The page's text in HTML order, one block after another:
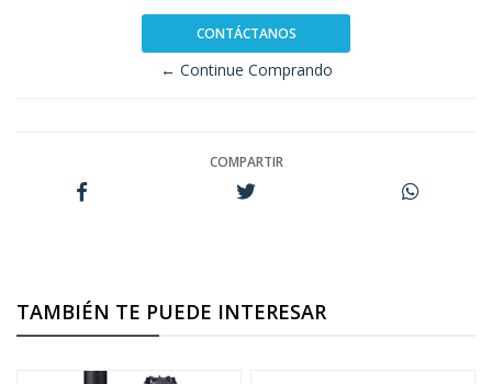
CONTÁCTANOS
← Continue Comprando
COMPARTIR
TAMBIÉN TE PUEDE INTERESAR